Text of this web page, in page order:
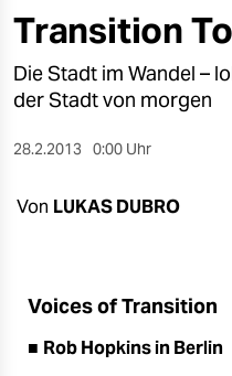
öko
gesellschaft
kultur
sport
berlin
wahrheit
verlag
Transition
Die Stadt im Wandel –
der Stadt von morgen
28.2.2013 0:00 Uhr
Von LUKAS DUBRO
Voices of Transition
■ Rob Hopkins in Berlin